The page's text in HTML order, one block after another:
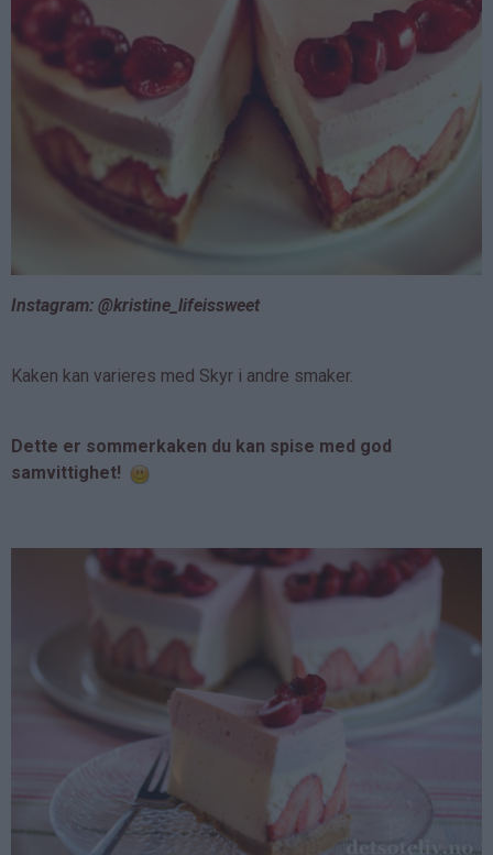
Instagram: @kristine_lifeissweet
Kaken kan varieres med Skyr i andre smaker.
Dette er sommerkaken du kan spise med god
samvittighet!